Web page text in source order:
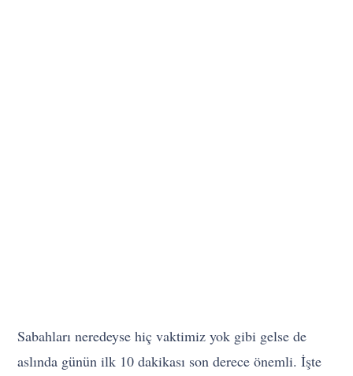
Sabahları neredeyse hiç vaktimiz yok gibi gelse de
aslında günün ilk 10 dakikası son derece önemli. İşte